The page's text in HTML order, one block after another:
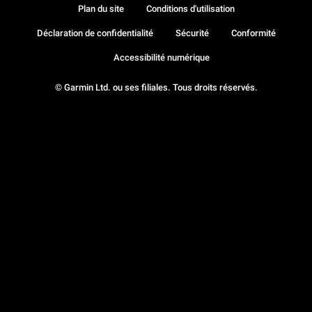
© Garmin Ltd. ou ses filiales. Tous droits réservés.
Plan du site Conditions d'utilisation
Déclaration de confidentialité Sécurité Conformité
Accessibilité numérique